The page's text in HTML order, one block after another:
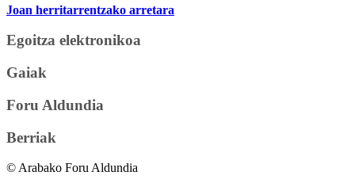
Joan herritarrentzako arretara
Egoitza elektronikoa
Gaiak
Foru Aldundia
Berriak
© Arabako Foru Aldundia